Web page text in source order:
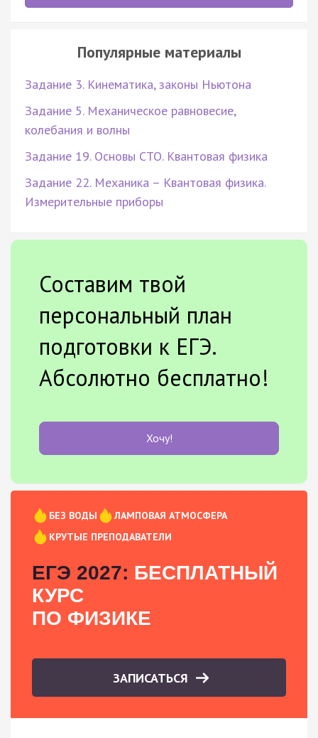
Популярные материалы
Задание 3. Кинематика, законы Ньютона
Задание 5. Механическое равновесие,
колебания и волны
Задание 19. Основы СТО. Квантовая физика
Задание 22. Механика – Квантовая физика.
Измерительные приборы
Составим твой
персональный план
подготовки к ЕГЭ.
Абсолютно бесплатно!
Хочу!
БЕЗ ВОДЫ
ЛАМПОВАЯ АТМОСФЕРА
КРУТЫЕ ПРЕПОДАВАТЕЛИ
ЕГЭ 2027: БЕСПЛАТНЫЙ
КУРС
ПО ФИЗИКЕ
ЗАПИСАТЬСЯ